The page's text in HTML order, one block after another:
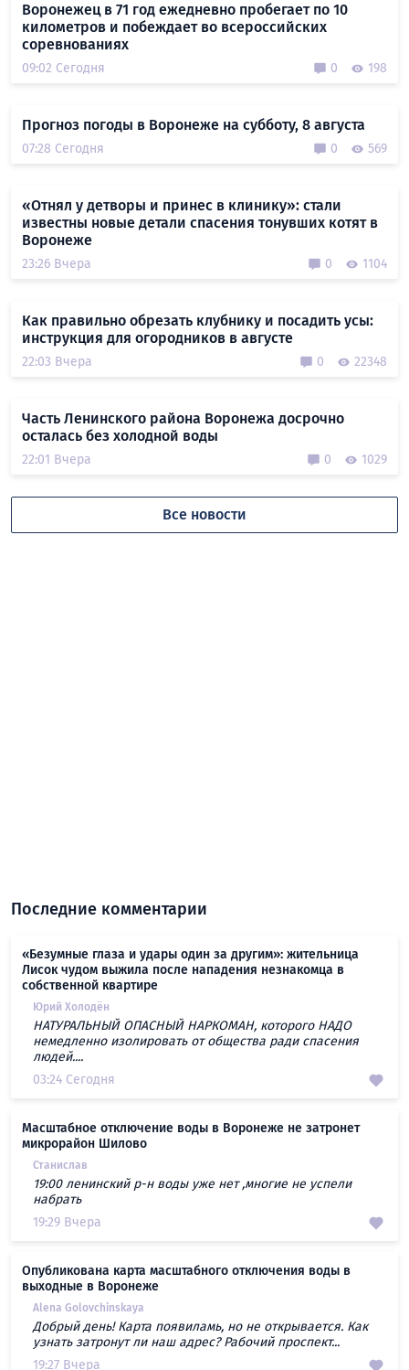
Воронежец в 71 год ежедневно пробегает по 10
километров и побеждает во всероссийских
соревнованиях
09:02 Сегодня 0 198
Прогноз погоды в Воронеже на субботу, 8 августа
07:28 Сегодня 0 569
«Отнял у детворы и принес в клинику»: стали
известны новые детали спасения тонувших котят в
Воронеже
23:26 Вчера 0 1104
Как правильно обрезать клубнику и посадить усы:
инструкция для огородников в августе
22:03 Вчера 0 22348
Часть Ленинского района Воронежа досрочно
осталась без холодной воды
22:01 Вчера 0 1029
Все новости
Последние комментарии
«Безумные глаза и удары один за другим»: жительница
Лисок чудом выжила после нападения незнакомца в
собственной квартире
Юрий Холодён
НАТУРАЛЬНЫЙ ОПАСНЫЙ НАРКОМАН, которого НАДО
немедленно изолировать от общества ради спасения
людей....
03:24 Сегодня
Масштабное отключение воды в Воронеже не затронет
микрорайон Шилово
Станислав
19:00 ленинский р-н воды уже нет ,многие не успели
набрать
19:29 Вчера
Опубликована карта масштабного отключения воды в
выходные в Воронеже
Alena Golovchinskaya
Добрый день! Карта появиламь, но не открывается. Как
узнать затронут ли наш адрес? Рабочий проспект...
19:27 Вчера